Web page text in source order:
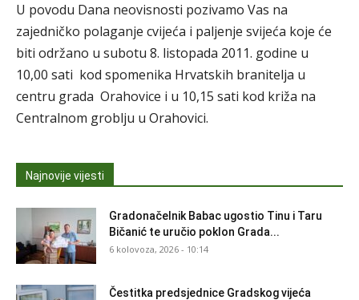
U povodu Dana neovisnosti pozivamo Vas na
zajedničko polaganje cvijeća i paljenje svijeća koje će
biti održano u subotu 8. listopada 2011. godine u
10,00 sati kod spomenika Hrvatskih branitelja u
centru grada Orahovice i u 10,15 sati kod križa na
Centralnom groblju u Orahovici.
Najnovije vijesti
Gradonačelnik Babac ugostio Tinu i Taru
Bičanić te uručio poklon Grada...
6 kolovoza, 2026 - 10:14
Čestitka predsjednice Gradskog vijeća